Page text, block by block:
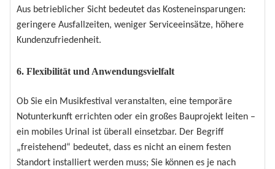
Aus betrieblicher Sicht bedeutet das Kosteneinsparungen:
geringere Ausfallzeiten, weniger Serviceeinsätze, höhere
Kundenzufriedenheit.
6. Flexibilität und Anwendungsvielfalt
Ob Sie ein Musikfestival veranstalten, eine temporäre
Notunterkunft errichten oder ein großes Bauprojekt leiten –
ein mobiles Urinal ist überall einsetzbar. Der Begriff
„freistehend“ bedeutet, dass es nicht an einem festen
Standort installiert werden muss; Sie können es je nach